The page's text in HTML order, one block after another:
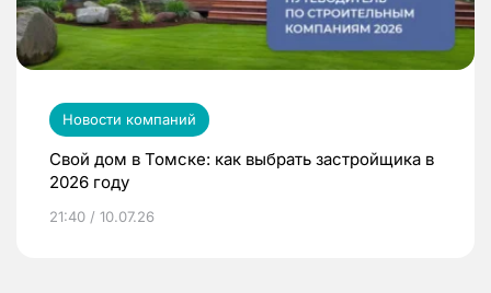
Новости компаний
Свой дом в Томске: как выбрать застройщика в
2026 году
21:40 / 10.07.26